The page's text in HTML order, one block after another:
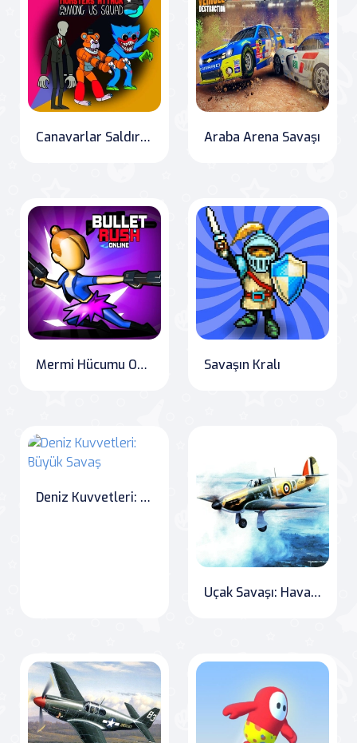
Canavarlar Saldırısı İftira Saatliği Araba Arena Savaşı
Mermi Hücumu Online Savaşın Kralı
Deniz Kuvvetleri: Büyük Savaş
Uçak Savaşı: Havacılık Sanatı